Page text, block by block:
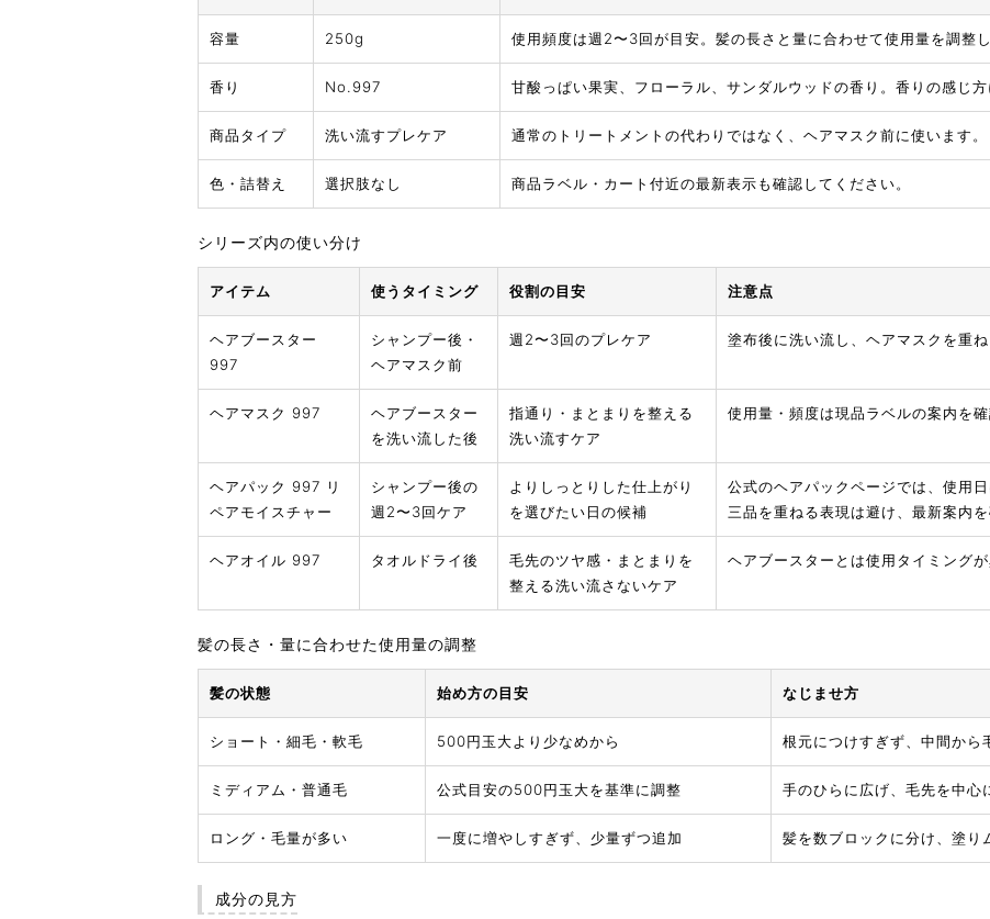
容量 250g 使用頻度は週2〜3回が目安。髪の長さと量に合わせて使用量を調整し
香り No.997 甘酸っぱい果実、フローラル、サンダルウッドの香り。香りの感じ方
商品タイプ 洗い流すプレケア 通常のトリートメントの代わりではなく、ヘアマスク前に使います。
色・詰替え 選択肢なし 商品ラベル・カート付近の最新表示も確認してください。
シリーズ内の使い分け
アイテム 使うタイミング 役割の目安 注意点
ヘアブースター
997
シャンプー後・
ヘアマスク前
週2〜3回のプレケア 塗布後に洗い流し、ヘアマスクを重ね
ヘアマスク 997
ヘアブースター
を洗い流した後
指通り・まとまりを整える
洗い流すケア
使用量・頻度は現品ラベルの案内を確
ヘアパック 997 リ
ペアモイスチャー
シャンプー後の
週2〜3回ケア
よりしっとりした仕上がり
を選びたい日の候補
公式のヘアパックページでは、使用
三品を重ねる表現は避け、最新案内を
ヘアオイル 997 タオルドライ後
毛先のツヤ感・まとまりを
整える洗い流さないケア
ヘアブースターとは使用タイミングが
髪の長さ・量に合わせた使用量の調整
髪の状態 始め方の目安 なじませ方
ショート・細毛・軟毛 500円玉大より少なめから 根元につけすぎず、中間から
ミディアム・普通毛 公式目安の500円玉大を基準に調整 手のひらに広げ、毛先を中心
ロング・毛量が多い 一度に増やしすぎず、少量ずつ追加 髪を数ブロックに分け、塗り
成分の見方